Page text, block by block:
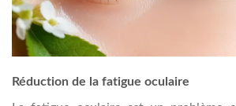
Réduction de la fatigue oculaire